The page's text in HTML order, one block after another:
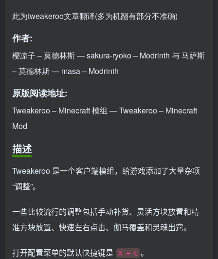
此为tweakeroo文章翻译(多为机翻有部分不准确)
作者:
樱凉子 – 莫德林斯 — sakura-ryoko – Modrinth 与马萨斯
– 莫德林斯 — masa – Modrinth
原版阅读地址:
Tweakeroo – Minecraft 模组 — Tweakeroo – Minecraft
Mod
描述
Tweakeroo 是一个客户端模组，给游戏添加了大量杂项
“调整”。
一些比较流行的调整包括手动补货、灵活方块放置和精
准方块放置、快速左右点击、伽马覆盖和灵魂出窍。
打开配置菜单的默认快捷键是 X + C 。